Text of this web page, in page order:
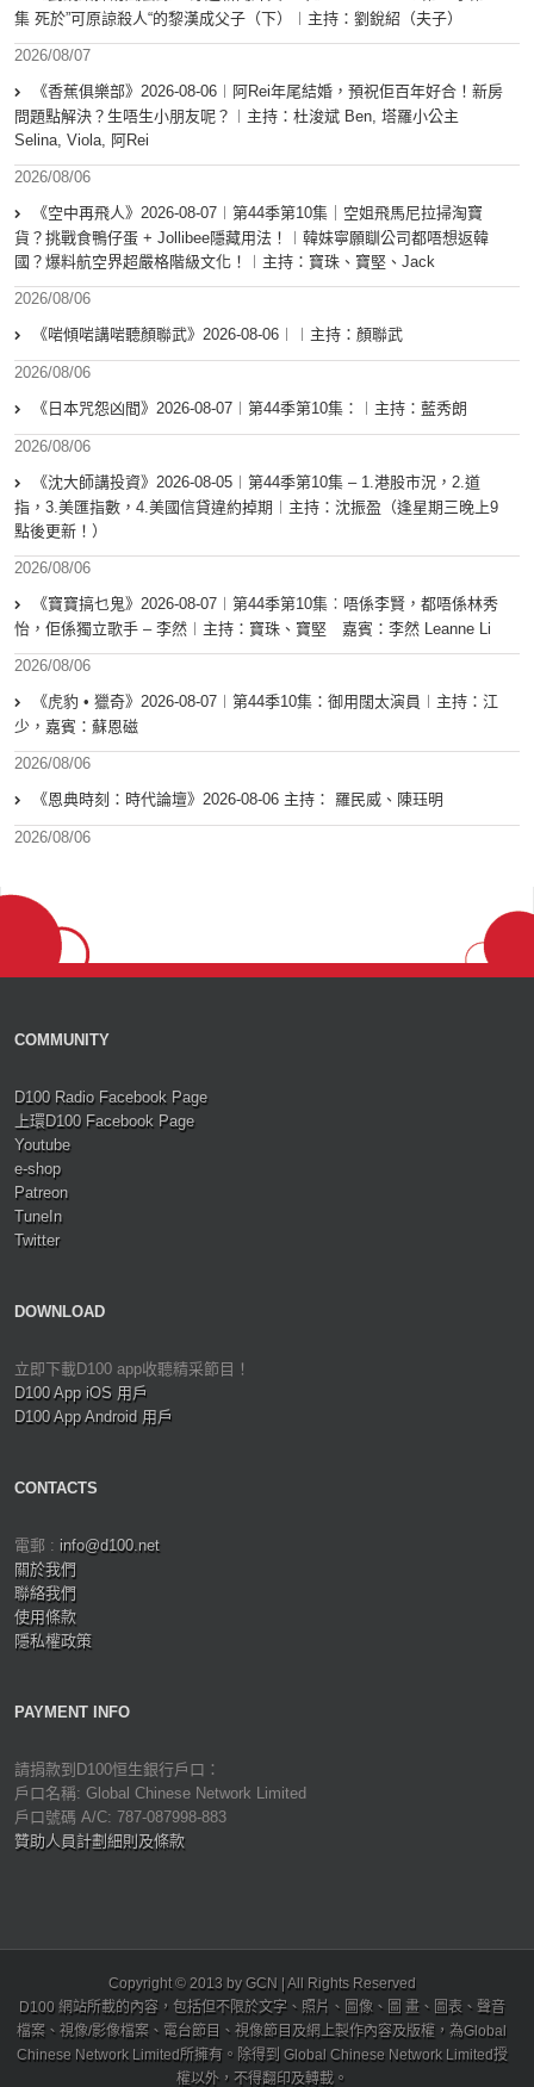
集 死於”可原諒殺人“的黎漢成父子（下）︱主持：劉銳紹（夫子）
2026/08/07
《香蕉俱樂部》2026-08-06︱阿Rei年尾結婚，預祝佢百年好合！新房
問題點解決？生唔生小朋友呢？︱主持：杜浚斌 Ben, 塔羅小公主
Selina, Viola, 阿Rei
2026/08/06
《空中再飛人》2026-08-07︱第44季第10集｜空姐飛馬尼拉掃淘寶
貨？挑戰食鴨仔蛋 + Jollibee隱藏用法！︱韓妹寧願瞓公司都唔想返韓
國？爆料航空界超嚴格階級文化！︱主持：寶珠、寶堅、Jack
2026/08/06
《啱傾啱講啱聽顏聯武》2026-08-06︱︱主持：顏聯武
2026/08/06
《日本咒怨凶間》2026-08-07︱第44季第10集：︱主持：藍秀朗
2026/08/06
《沈大師講投資》2026-08-05︱第44季第10集 – 1.港股市況，2.道
指，3.美匯指數，4.美國信貸違約掉期︱主持：沈振盈（逢星期三晚上9
點後更新！）
2026/08/06
《寶寶搞乜鬼》2026-08-07︱第44季第10集︰唔係李賢，都唔係林秀
怡，佢係獨立歌手 – 李然︱主持：寶珠、寶堅 嘉賓：李然 Leanne Li
2026/08/06
《虎豹 • 獵奇》2026-08-07︱第44季10集：御用闊太演員︱主持：江
少，嘉賓：蘇恩磁
2026/08/06
《恩典時刻：時代論壇》2026-08-06 主持： 羅民威、陳珏明
2026/08/06
COMMUNITY
D100 Radio Facebook Page
上環D100 Facebook Page
Youtube
e-shop
Patreon
TuneIn
Twitter
DOWNLOAD
立即下載D100 app收聽精采節目！
D100 App iOS 用戶
D100 App Android 用戶
CONTACTS
電郵 : info@d100.net
關於我們
聯絡我們
使用條款
隱私權政策
PAYMENT INFO
請捐款到D100恒生銀行戶口：
戶口名稱: Global Chinese Network Limited
戶口號碼 A/C: 787-087998-883
贊助人員計劃細則及條款
Copyright © 2013 by GCN | All Rights Reserved
D100 網站所載的內容，包括但不限於文字、照片、圖像、圖 畫、圖表、聲音
檔案、視像/影像檔案、電台節目、視像節目及網上製作內容及版權，為Global
Chinese Network Limited所擁有。除得到 Global Chinese Network Limited授
權以外，不得翻印及轉載。